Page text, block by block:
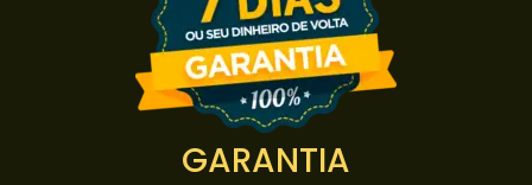
GARANTIA